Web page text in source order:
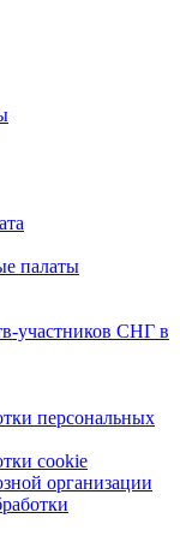
палаты
участников СНГ в
персональных
cookie
организации